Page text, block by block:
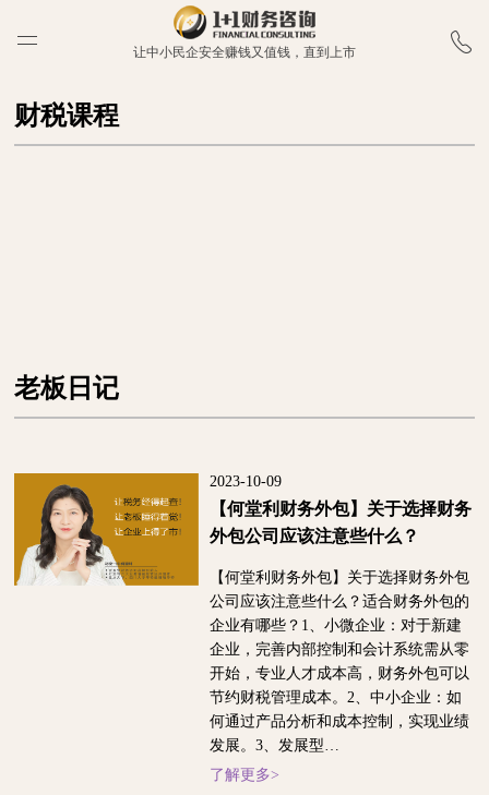
让中小民企安全赚钱又值钱，直到上市
财税课程
老板日记
2023-10-09
【何堂利财务外包】关于选择财务
外包公司应该注意些什么？
【何堂利财务外包】关于选择财务外包
公司应该注意些什么？适合财务外包的
企业有哪些？1、小微企业：对于新建
企业，完善内部控制和会计系统需从零
开始，专业人才成本高，财务外包可以
节约财税管理成本。2、中小企业：如
何通过产品分析和成本控制，实现业绩
发展。3、发展型…
了解更多>